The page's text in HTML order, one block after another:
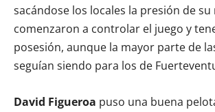
sacándose los locales la presión de su
comenzaron a controlar el juego y
posesión, aunque la mayor parte de
seguían siendo para los de
David Figueroa puso una buena